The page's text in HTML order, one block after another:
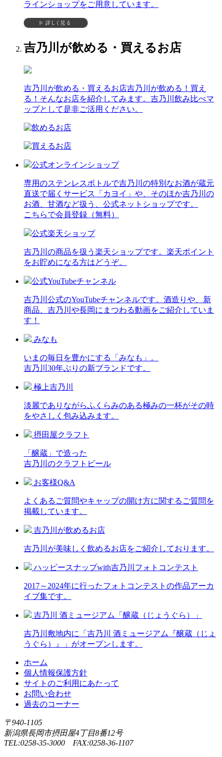
ラインショップをご用意しています。
吉乃川が飲める・買えるお店
吉乃川が飲める・買えるお店吉乃川が飲める！買え
る！そんなお店を紹介してみます。吉乃川飲み比べマ
ップとして是非ご活用ください。
公式オンラインショップ
専用のステンレスボトルで吉乃川の特別なお酒が蔵元
直送で届くサービス「カヨイ」や、そのほか吉乃川の
お酒、甘酒など扱う、公式ネットショップです。
こちらで会員登録（無料）
公式楽天ショップ
吉乃川の商品を扱う楽天ショップです。楽天ポイント
をお貯めになる方はどうぞ。
公式YouTubeチャンネル
吉乃川公式のYouTubeチャンネルです。酒造りや、新
商品、吉乃川や長岡にまつわる動画をご紹介していま
す！
みなも
いまの毎日を豊かにする「みなも」。
吉乃川30年ぶりの新ブランドです。
極上吉乃川
淡麗でありながらふくらみのある極みの一杯がその時
をやさしく包み込みます。
摂田屋クラフト
「醸蔵」で造った
吉乃川のクラフトビール
お客様Q&A
よくあるご質問やキャップの開け方に関するご質問を
掲載しています。
吉乃川が飲めるお店
吉乃川が美味しく飲めるお店をご紹介しております。
ハッピースナップwith吉乃川フォトコンテスト
2017～2024年に行ったフォトコンテストの作品アーカ
イブ集です。
吉乃川 酒ミュージアム「醸蔵（じょうぐら）」
吉乃川敷地内に「吉乃川 酒ミュージアム『醸蔵（じょ
うぐら）』」がオープンします。
ホーム
個人情報保護方針
サイトのご利用にあたって
お問い合わせ
過去のコーナー
〒940-1105
新潟県長岡市摂田屋4丁目8番12号
TEL:0258-35-3000 FAX:0258-36-1107